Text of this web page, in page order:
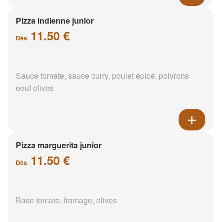
Pizza indienne junior
Dès 11.50 €
Sauce tomate, sauce curry, poulet épicé, poivrons
oeuf olives
Pizza marguerita junior
Dès 11.50 €
Base tomate, fromage, olives